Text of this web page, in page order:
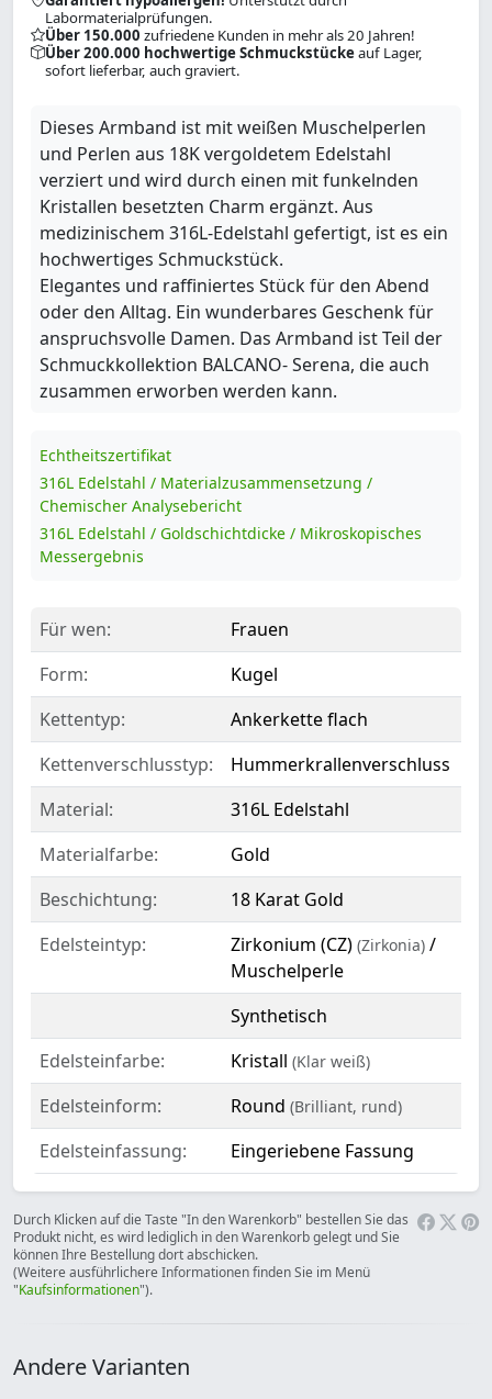
Labormaterialprüfungen.
Über 150.000 zufriedene Kunden in mehr als 20 Jahren!
Über 200.000 hochwertige Schmuckstückeauf Lager,
sofort lieferbar, auch graviert.
Dieses Armband ist mit weißen Muschelperlen
und Perlen aus 18K vergoldetem Edelstahl
verziert und wird durch einen mit funkelnden
Kristallen besetzten Charm ergänzt. Aus
medizinischem 316L-Edelstahl gefertigt, ist es ein
hochwertiges Schmuckstück.
Elegantes und raffiniertes Stück für den Abend
oder den Alltag. Ein wunderbares Geschenk für
anspruchsvolle Damen. Das Armband ist Teil der
Schmuckkollektion BALCANO- Serena, die auch
zusammen erworben werden kann.
Echtheitszertifikat
316L Edelstahl / Materialzusammensetzung /
Chemischer Analysebericht
316L Edelstahl / Goldschichtdicke / Mikroskopisches
Messergebnis
Für wen:
Frauen
Form:
Kugel
Kettentyp:
Ankerkette flach
Kettenverschlusstyp:
Hummerkrallenverschluss
Material:
316L Edelstahl
Materialfarbe:
Gold
Beschichtung:
18 Karat Gold
Edelsteintyp:
Zirkonium (CZ) (Zirkonia) /
Muschelperle
Synthetisch
Edelsteinfarbe:
Kristall (Klar weiß)
Edelsteinform: Round (Brilliant, rund)
Edelsteinfassung: Eingeriebene Fassung
Durch Klicken auf die Taste "In den Warenkorb" bestellen Sie das
Produkt nicht, es wird lediglich in den Warenkorb gelegt und Sie
können Ihre Bestellung dort abschicken.
(Weitere ausführlichere Informationen finden Sie im Menü
"Kaufsinformationen").
Andere Varianten